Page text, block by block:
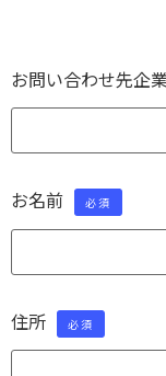
お問い合わせ先企
お名前 必須
住所 必須